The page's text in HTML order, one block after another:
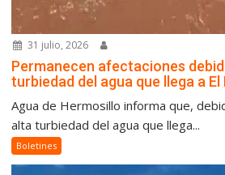
31 julio, 2026
Permanecen afectaciones
turbiedad del agua que llega a
Agua de Hermosillo informa que,
alta turbiedad del agua que llega...
Boletines